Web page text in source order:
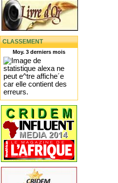
CLASSEMENT
Moy. 3 derniers mois